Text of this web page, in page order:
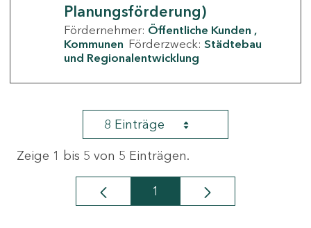
Planungsförderung)
Fördernehmer: Öffentliche Kunden
Kommunen Förderzweck: Städtebau
und Regionalentwicklung
8 Einträge
Zeige 1 bis 5 von 5 Einträgen.
Seite
1